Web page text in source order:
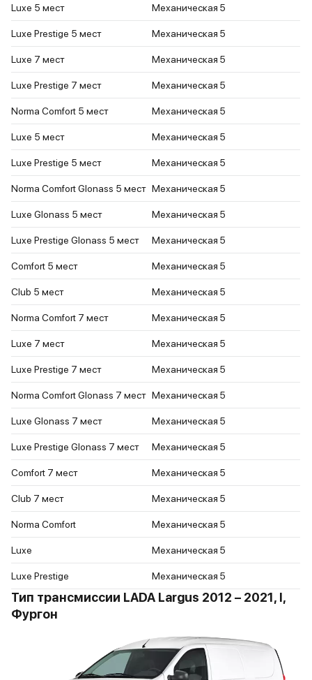
Luxe 5 мест Механическая 5
Luxe Prestige 5 мест Механическая 5
Luxe 7 мест Механическая 5
Luxe Prestige 7 мест Механическая 5
Norma Comfort 5 мест Механическая 5
Luxe 5 мест Механическая 5
Luxe Prestige 5 мест Механическая 5
Norma Comfort Glonass 5 мест Механическая 5
Luxe Glonass 5 мест Механическая 5
Luxe Prestige Glonass 5 мест Механическая 5
Comfort 5 мест Механическая 5
Club 5 мест Механическая 5
Norma Comfort 7 мест Механическая 5
Luxe 7 мест Механическая 5
Luxe Prestige 7 мест Механическая 5
Norma Comfort Glonass 7 мест Механическая 5
Luxe Glonass 7 мест Механическая 5
Luxe Prestige Glonass 7 мест Механическая 5
Comfort 7 мест Механическая 5
Club 7 мест Механическая 5
Norma Comfort Механическая 5
Luxe Механическая 5
Luxe Prestige Механическая 5
Тип трансмиссии LADA Largus 2012 – 2021, I,
Фургон